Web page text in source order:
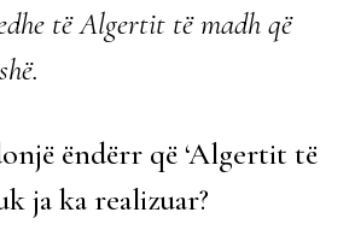
të Algertit të madh që
ëndërr që ‘Algertit të
ja ka realizuar?